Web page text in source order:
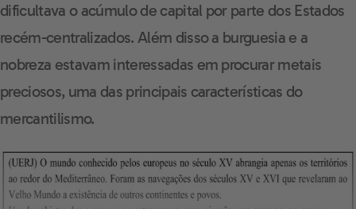
dificultava o acúmulo de capital por parte dos Estados
recém-centralizados. Além disso a burguesia e a
nobreza estavam interessadas em procurar metais
preciosos, uma das principais características do
mercantilismo.